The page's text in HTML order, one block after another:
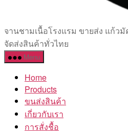
เซรามิค
ครบ
ครัน
โรงงาน
จานชามเนื้อโรงแรม ขายส่ง แก้ว
จัดส่งสินค้าทั่วไทย
Menu
Home
Products
ขนส่งสินค้า
เกี่ยวกับเรา
การสั่งชื้อ